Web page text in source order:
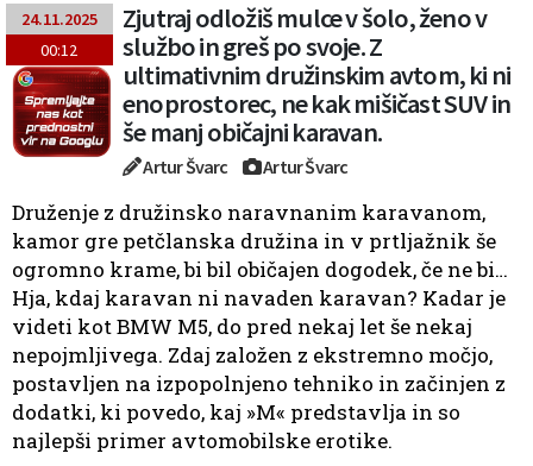
24.11.2025
00:12
Zjutraj odložiš mulce v šolo, ženo v
službo in greš po svoje. Z
ultimativnim družinskim avtom, ki ni
enoprostorec, ne kak mišičast SUV in
še manj običajni karavan.
Artur Švarc Artur Švarc
Druženje z družinsko naravnanim karavanom,
kamor gre petčlanska družina in v prtljažnik še
ogromno krame, bi bil običajen dogodek, če ne bi…
Hja, kdaj karavan ni navaden karavan? Kadar je
videti kot BMW M5, do pred nekaj let še nekaj
nepojmljivega. Zdaj založen z ekstremno močjo,
postavljen na izpopolnjeno tehniko in začinjen z
dodatki, ki povedo, kaj »M« predstavlja in so
najlepši primer avtomobilske erotike.